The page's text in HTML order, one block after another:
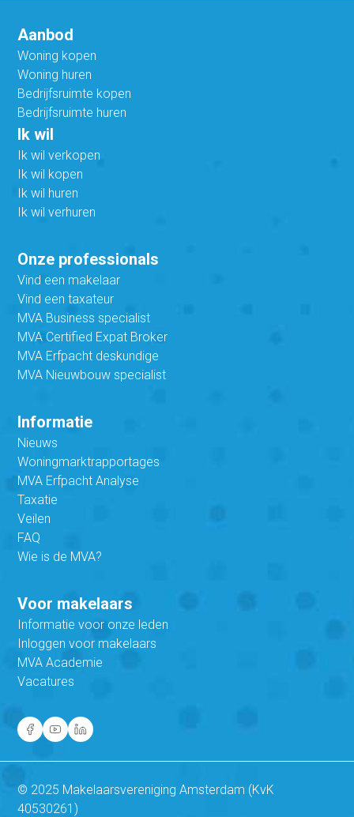
Aanbod
Woning kopen
Woning huren
Bedrijfsruimte kopen
Bedrijfsruimte huren
Ik wil
Ik wil verkopen
Ik wil kopen
Ik wil huren
Ik wil verhuren
Onze professionals
Vind een makelaar
Vind een taxateur
MVA Business specialist
MVA Certified Expat Broker
MVA Erfpacht deskundige
MVA Nieuwbouw specialist
Informatie
Nieuws
Woningmarktrapportages
MVA Erfpacht Analyse
Taxatie
Veilen
FAQ
Wie is de MVA?
Voor makelaars
Informatie voor onze leden
Inloggen voor makelaars
MVA Academie
Vacatures
© 2025 Makelaarsvereniging Amsterdam (KvK
40530261)